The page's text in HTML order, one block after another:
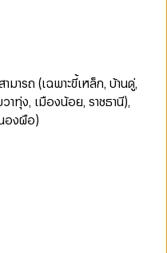
ารถ (เฉพาะขี้เหล็ก, บ้านดู่,
าทุ่ง, เมืองน้อย, ราชธานี),
องผือ)